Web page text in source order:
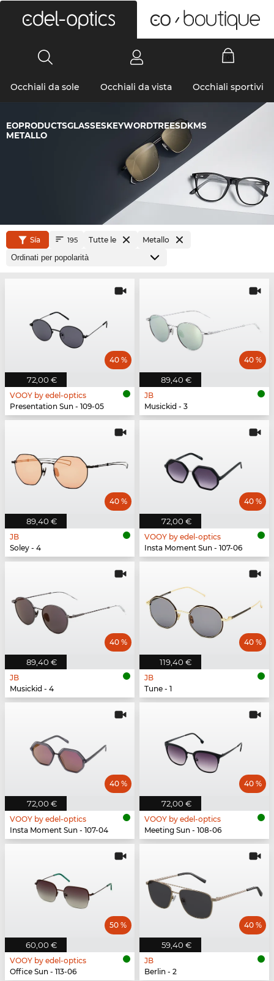
Occhiali da sole Occhiali da vista Occhiali sportivi
EOPRODUCTSGLASSESKEYWORDTREESDKMS
METALLO
Sía 195 Tutte le Metallo
72,00 €
40 %
VOOY by edel-optics
Presentation Sun - 109-05
89,40 €
40 %
JB
Musickid - 3
89,40 €
40 %
JB
Soley - 4
72,00 €
40 %
VOOY by edel-optics
Insta Moment Sun - 107-06
89,40 €
40 %
JB
Musickid - 4
119,40 €
40 %
JB
Tune - 1
72,00 €
40 %
VOOY by edel-optics
Insta Moment Sun - 107-04
72,00 €
40 %
VOOY by edel-optics
Meeting Sun - 108-06
60,00 €
50 %
VOOY by edel-optics
Office Sun - 113-06
59,40 €
40 %
JB
Berlin - 2